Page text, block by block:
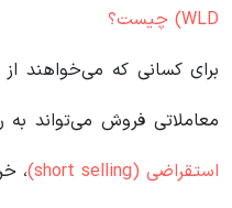
WLD) چیست؟
برای کسانی که می‌خواهند
معاملاتی فروش می‌تواند
استقراضی (short selling)
،